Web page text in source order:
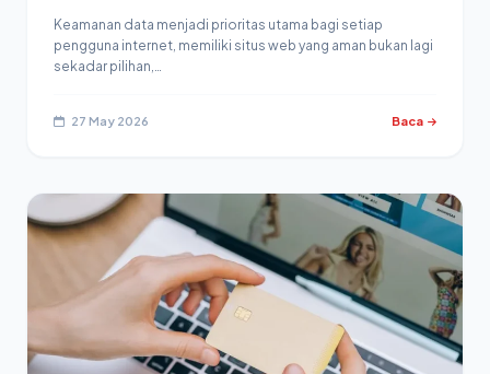
Keamanan data menjadi prioritas utama bagi setiap
pengguna internet, memiliki situs web yang aman bukan lagi
sekadar pilihan,…
27 May 2026 Baca